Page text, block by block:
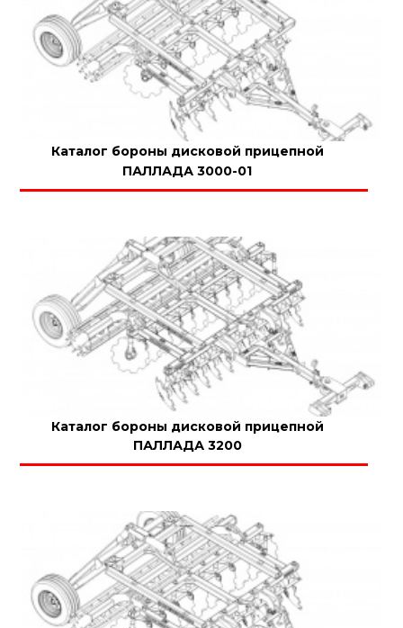
Каталог бороны дисковой прицепной
ПАЛЛАДА 3000-01
Каталог бороны дисковой прицепной
ПАЛЛАДА 3200